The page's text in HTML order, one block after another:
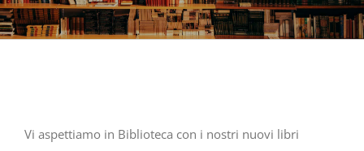
Vi aspettiamo in Biblioteca con i nostri nuovi libri